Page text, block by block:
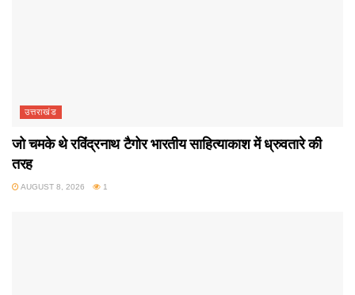
उत्तराखंड
जो चमके थे रविंद्रनाथ टैगोर भारतीय साहित्याकाश में ध्रुवतारे की
तरह
AUGUST 8, 2026 1